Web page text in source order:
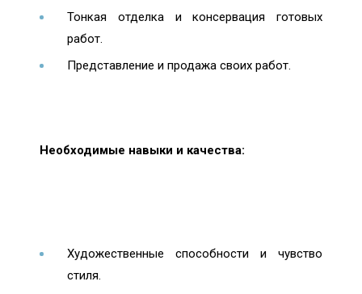
Тонкая отделка и консервация готовых
работ.
Представление и продажа своих работ.
Необходимые навыки и качества:
Художественные способности и чувство
стиля.